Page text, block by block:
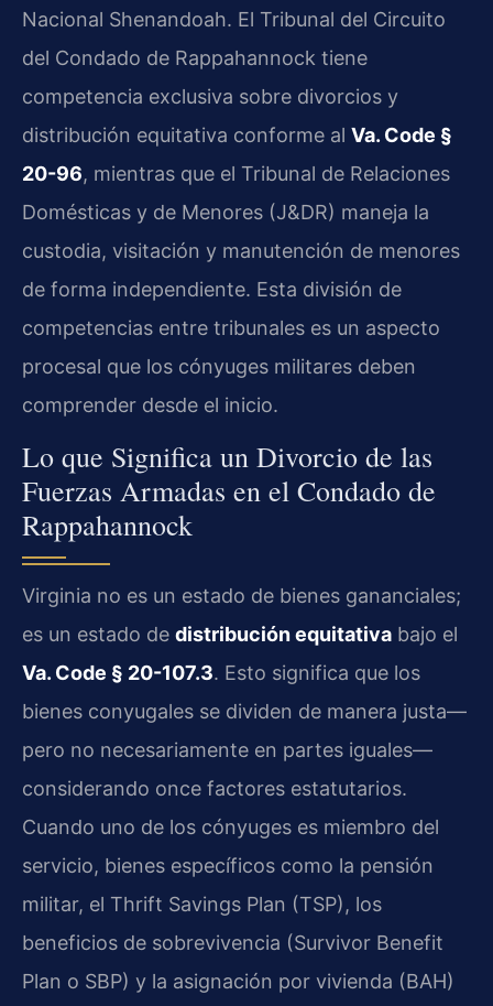
Nacional Shenandoah. El Tribunal del Circuito
del Condado de Rappahannock tiene
competencia exclusiva sobre divorcios y
distribución equitativa conforme al Va. Code §
20-96, mientras que el Tribunal de Relaciones
Domésticas y de Menores (J&DR) maneja la
custodia, visitación y manutención de menores
de forma independiente. Esta división de
competencias entre tribunales es un aspecto
procesal que los cónyuges militares deben
comprender desde el inicio.
Lo que Significa un Divorcio de las
Fuerzas Armadas en el Condado de
Rappahannock
Virginia no es un estado de bienes gananciales;
es un estado de distribución equitativa bajo el
Va. Code § 20-107.3. Esto significa que los
bienes conyugales se dividen de manera justa—
pero no necesariamente en partes iguales—
considerando once factores estatutarios.
Cuando uno de los cónyuges es miembro del
servicio, bienes específicos como la pensión
militar, el Thrift Savings Plan (TSP), los
beneficios de sobrevivencia (Survivor Benefit
Plan o SBP) y la asignación por vivienda (BAH)